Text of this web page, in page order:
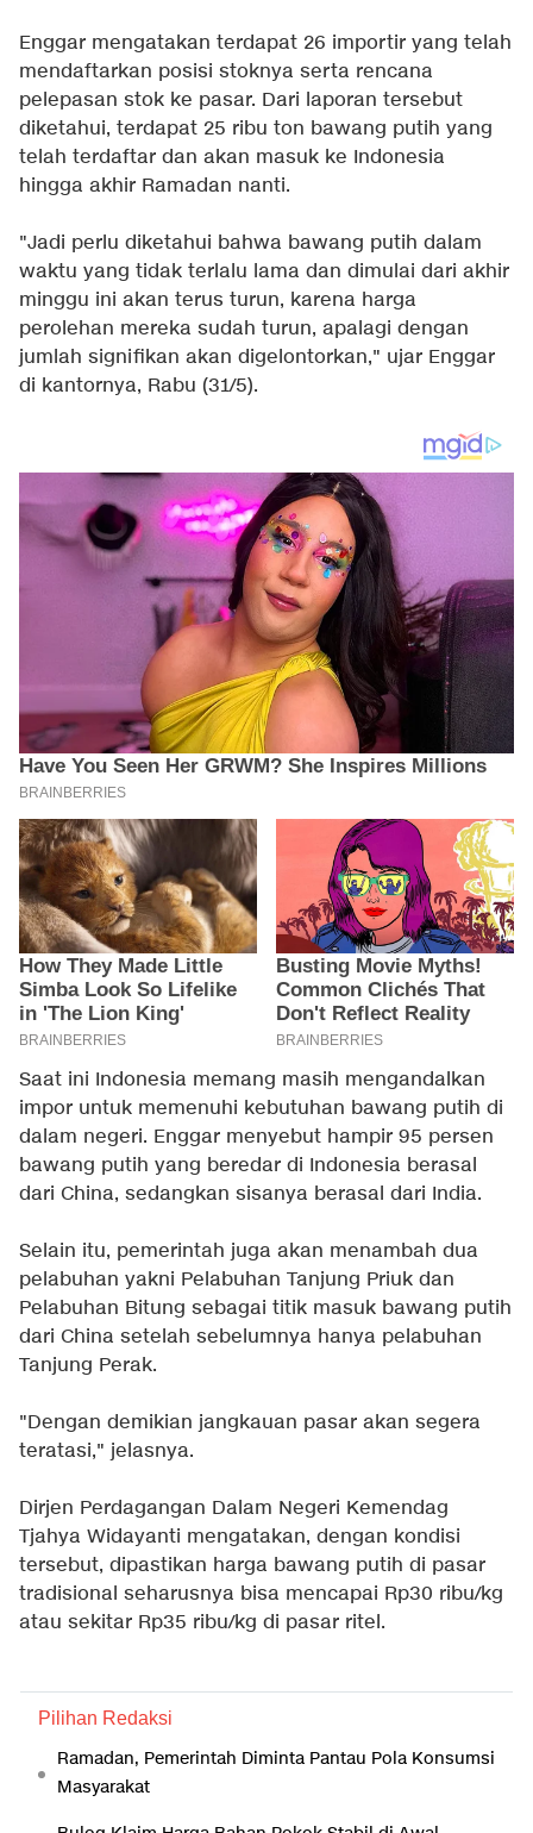
Enggar mengatakan terdapat 26 importir yang telah
mendaftarkan posisi stoknya serta rencana
pelepasan stok ke pasar. Dari laporan tersebut
diketahui, terdapat 25 ribu ton bawang putih yang
telah terdaftar dan akan masuk ke Indonesia
hingga akhir Ramadan nanti.
"Jadi perlu diketahui bahwa bawang putih dalam
waktu yang tidak terlalu lama dan dimulai dari akhir
minggu ini akan terus turun, karena harga
perolehan mereka sudah turun, apalagi dengan
jumlah signifikan akan digelontorkan," ujar Enggar
di kantornya, Rabu (31/5).
Saat ini Indonesia memang masih mengandalkan
impor untuk memenuhi kebutuhan bawang putih di
dalam negeri. Enggar menyebut hampir 95 persen
bawang putih yang beredar di Indonesia berasal
dari China, sedangkan sisanya berasal dari India.
Selain itu, pemerintah juga akan menambah dua
pelabuhan yakni Pelabuhan Tanjung Priuk dan
Pelabuhan Bitung sebagai titik masuk bawang putih
dari China setelah sebelumnya hanya pelabuhan
Tanjung Perak.
"Dengan demikian jangkauan pasar akan segera
teratasi," jelasnya.
Dirjen Perdagangan Dalam Negeri Kemendag
Tjahya Widayanti mengatakan, dengan kondisi
tersebut, dipastikan harga bawang putih di pasar
tradisional seharusnya bisa mencapai Rp30 ribu/kg
atau sekitar Rp35 ribu/kg di pasar ritel.
Pilihan Redaksi
Ramadan, Pemerintah Diminta Pantau Pola Konsumsi
Masyarakat